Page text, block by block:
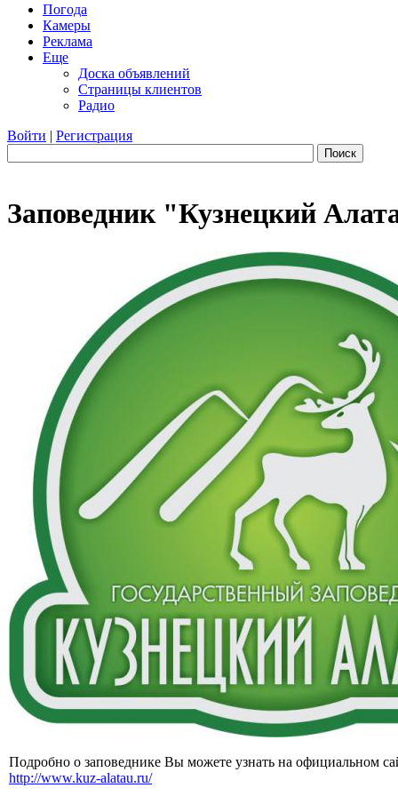
Погода
Камеры
Реклама
Еще
Доска объявлений
Страницы клиентов
Радио
Войти | Регистрация
Поиск
Заповедник "Кузнецкий
Подробно о заповеднике Вы можете узнать на официальном
http://www.kuz-alatau.ru/